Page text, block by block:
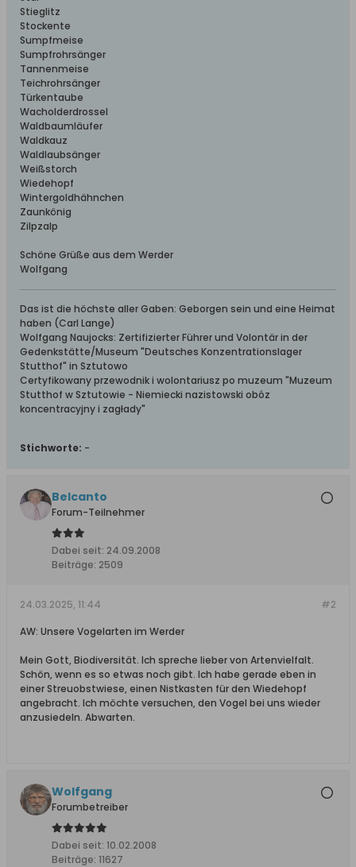
Stieglitz
Stockente
Sumpfmeise
Sumpfrohrsänger
Tannenmeise
Teichrohrsänger
Türkentaube
Wacholderdrossel
Waldbaumläufer
Waldkauz
Waldlaubsänger
Weißstorch
Wiedehopf
Wintergoldhähnchen
Zaunkönig
Zilpzalp
Schöne Grüße aus dem Werder
Wolfgang
Das ist die höchste aller Gaben: Geborgen sein und eine Heimat
haben (Carl Lange)
Wolfgang Naujocks: Zertifizierter Führer und Volontär in der
Gedenkstätte/Museum "Deutsches Konzentrationslager
Stutthof" in Sztutowo
Certyfikowany przewodnik i wolontariusz po muzeum "Muzeum
Stutthof w Sztutowie - Niemiecki nazistowski obóz
koncentracyjny i zagłady"
Stichworte: -
Belcanto
Forum-Teilnehmer
Dabei seit: 24.09.2008
Beiträge: 2509
#2
24.03.2025, 11:44
AW: Unsere Vogelarten im Werder
Mein Gott, Biodiversität. Ich spreche lieber von Artenvielfalt.
Schön, wenn es so etwas noch gibt. Ich habe gerade eben in
einer Streuobstwiese, einen Nistkasten für den Wiedehopf
angebracht. Ich möchte versuchen, den Vogel bei uns wieder
anzusiedeln. Abwarten.
Wolfgang
Forumbetreiber
Dabei seit: 10.02.2008
Beiträge: 11627